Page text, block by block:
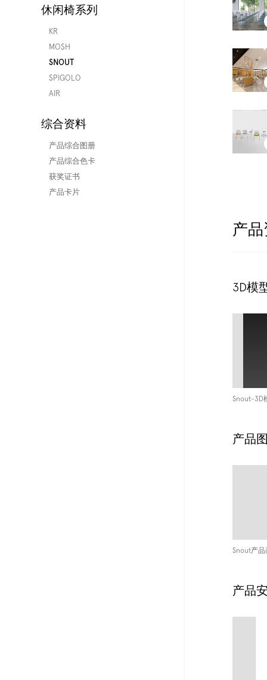
休闲椅系列
KR
MOSH
SNOUT
SPIGOLO
AIR
综合资料
产品综合图册
产品综合色卡
获奖证书
产品卡片
产
3D模
Snout-3D
产品
Snout产品
产品